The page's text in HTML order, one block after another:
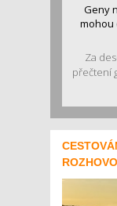
Geny
mohou
Za
přečtení